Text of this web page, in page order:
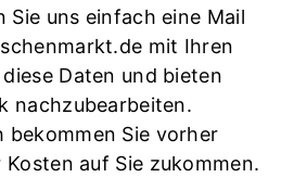
Sie uns einfach eine Mail
mit Ihren
Daten und bieten
nachzubearbeiten.
bekommen Sie vorher
auf Sie zukommen.